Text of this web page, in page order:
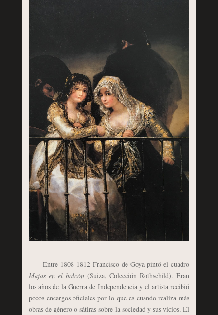
Entre 1808-1812 Francisco de Goya pintó el cuadro
Majas en el balcón(Suiza, Colección Rothschild). Eran
los años de la Guerra de Independencia y el artista recibió
pocos encargos oficiales por lo que es cuando realiza más
obras de género o sátiras sobre la sociedad y sus vicios. El